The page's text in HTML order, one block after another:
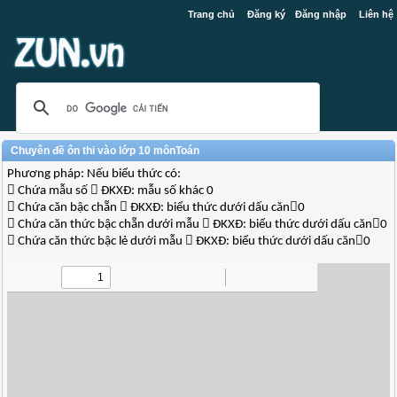
Trang chủ Đăng ký Đăng nhập Liên hệ
Chuyên đề ôn thi vào lớp 10 mônToán
Phương pháp: Nếu biểu thức có:
 Chứa mẫu số  ĐKXĐ: mẫu số khác 0
 Chứa căn bậc chẵn  ĐKXĐ: biểu thức dưới dấu căn0
 Chứa căn thức bậc chẵn dưới mẫu  ĐKXĐ: biểu thức dưới dấu căn0
 Chứa căn thức bậc lẻ dưới mẫu  ĐKXĐ: biểu thức dưới dấu căn0